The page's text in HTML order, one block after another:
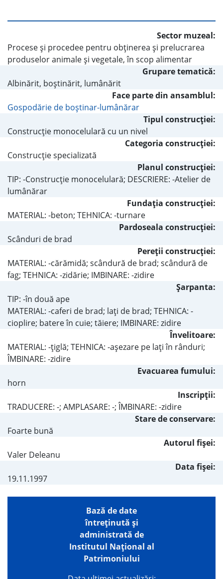
Sector muzeal:
Procese şi procedee pentru obţinerea şi prelucrarea
produselor animale şi vegetale, în scop alimentar
Grupare tematică:
Albinărit, boştinărit, lumânărit
Face parte din ansamblul:
Gospodărie de boştinar-lumânărar
Tipul construcţiei:
Construcţie monocelulară cu un nivel
Categoria construcţiei:
Construcţie specializată
Planul construcţiei:
TIP: -Construcţie monocelulară; DESCRIERE: -Atelier de
lumânărar
Fundaţia construcţiei:
MATERIAL: -beton; TEHNICA: -turnare
Pardoseala construcţiei:
Scânduri de brad
Pereţii construcţiei:
MATERIAL: -cărămidă; scândură de brad; scândură de
fag; TEHNICA: -zidărie; IMBINARE: -zidire
Şarpanta:
TIP: -în două ape
MATERIAL: -caferi de brad; laţi de brad; TEHNICA: -
cioplire; batere în cuie; tăiere; IMBINARE: zidire
Învelitoare:
MATERIAL: -ţiglă; TEHNICA: -aşezare pe laţi în rânduri;
ÎMBINARE: -zidire
Evacuarea fumului:
horn
Inscripţii:
TRADUCERE: -; AMPLASARE: -; ÎMBINARE: -zidire
Stare de conservare:
Foarte bună
Autorul fişei:
Valer Deleanu
Data fișei:
19.11.1997
Bază de date
întreţinută şi
administrată de
Institutul Național al
Patrimoniului